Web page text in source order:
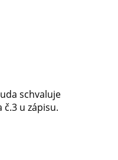
schvaluje
u zápisu.